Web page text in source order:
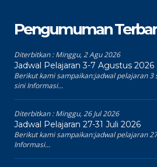
Pengumuman
Diterbitkan :Minggu, 2 Agu 2026
Jadwal Pelajaran 3-7 Agustus 2026
Berikut kami sampaikan:jadwal pelajaran 3
sini Informasi...
Diterbitkan :Minggu, 26 Jul 2026
Jadwal Pelajaran 27-31 Juli 2026
Berikut kami sampaikan:jadwal pelajaran
Informasi...